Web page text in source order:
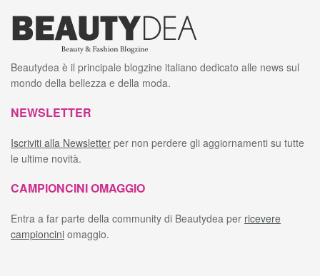
Beautydea è il principale blogzine italiano dedicato alle news sul
mondo della bellezza e della moda.
NEWSLETTER
Iscriviti alla Newsletter per non perdere gli aggiornamenti su tutte
le ultime novità.
CAMPIONCINI OMAGGIO
Entra a far parte della community di Beautydea per ricevere
campioncini omaggio.